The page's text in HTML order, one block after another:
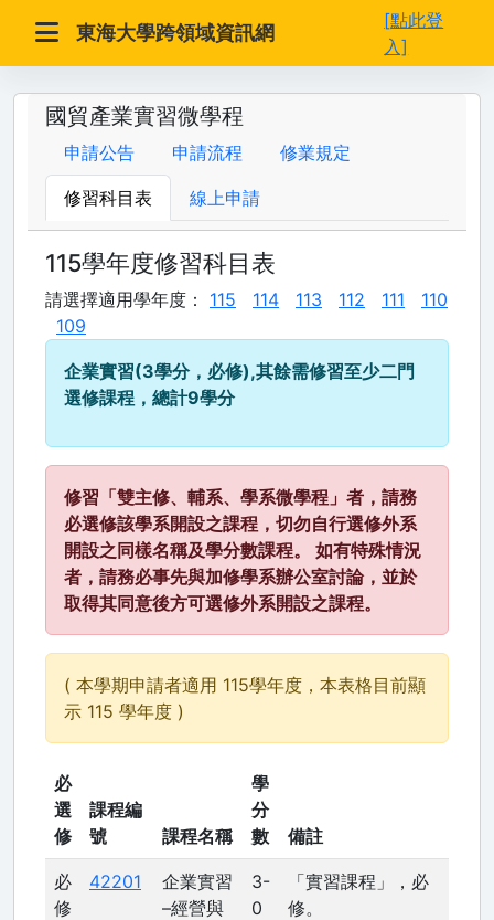
東海大學跨領域資訊網
[點此登
入]
國貿產業實習微學程
申請公告 申請流程 修業規定
修習科目表 線上申請
115學年度修習科目表
請選擇適用學年度： 115 114 113 112 111
110
109
企業實習(3學分，必修),其餘需修習至少二門
選修課程，總計9學分
修習「雙主修、輔系、學系微學程」者，請務
必選修該學系開設之課程，切勿自行選修外系
開設之同樣名稱及學分數課程。 如有特殊情況
者，請務必事先與加修學系辦公室討論，並於
取得其同意後方可選修外系開設之課程。
( 本學期申請者適用 115學年度，本表格目前顯
示 115 學年度 )
必
選
修
課程編
號
課程名稱
學
分
數
備註
必
修
42201
企業實習
–經營與
3-
0
「實習課程」，必
修。